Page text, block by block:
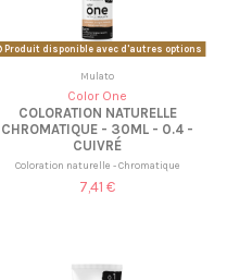
Produit disponible avec d'autres options
Mulato
Color One
COLORATION NATURELLE
CHROMATIQUE - 30ML - 0.4 -
CUIVRÉ
Coloration naturelle - Chromatique
7,41 €